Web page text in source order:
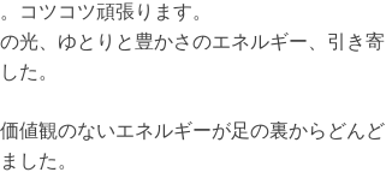
コツコツ頑張ります。
光、ゆとりと豊かさのエネルギー、引き寄
た。
値観のないエネルギーが足の裏からどんど
した。